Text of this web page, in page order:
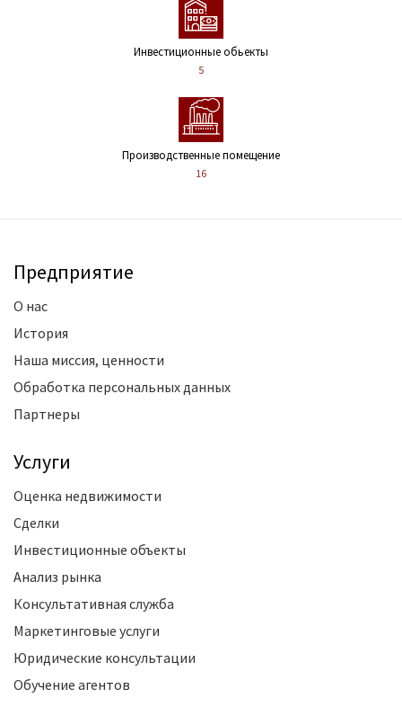
Инвестиционные обьекты
5
Производственные помещение
16
Предприятие
О нас
История
Наша миссия, ценности
Обработка персональных данных
Партнеры
Услуги
Оценка недвижимости
Сделки
Инвестиционные объекты
Анализ рынка
Консультативная служба
Маркетинговые услуги
Юридические консультации
Обучение агентов